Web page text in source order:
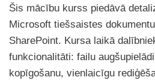
Šis mācību kurss piedāvā
Microsoft tiešsaistes
SharePoint. Kursa laikā
funkcionalitāti: failu
kopīgošanu, vienlaicīgu